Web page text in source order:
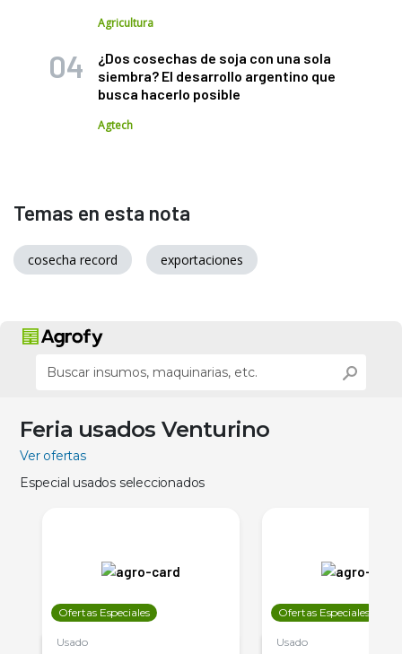
Agricultura
¿Dos cosechas de soja con una sola
siembra? El desarrollo argentino que
busca hacerlo posible
Agtech
Temas en esta nota
cosecha record exportaciones
Feria usados Venturino
Ver ofertas
Especial usados seleccionados
Ofertas Especiales
Usado
Ofertas Especiales
Usado